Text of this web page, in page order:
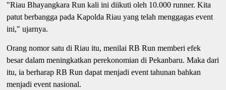
"Riau Bhayangkara Run kali ini diikuti oleh 10.000 runner. Kita
patut berbangga pada Kapolda Riau yang telah menggagas event
ini," ujarnya.
Orang nomor satu di Riau itu, menilai RB Run memberi efek
besar dalam meningkatkan perekonomian di Pekanbaru. Maka dari
itu, ia berharap RB Run dapat menjadi event tahunan bahkan
menjadi event nasional.